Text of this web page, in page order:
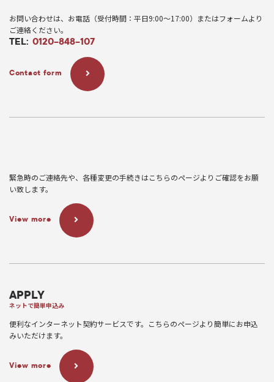
お問い合わせは、お電話（受付時間：平日9:00〜17:00）またはフォームより
ご連絡ください。
TEL: 0120-848-107
Contact form
緊急時のご連絡先や、各種変更の手続きはこちらのページよりご確認をお願
い致します。
View more
APPLY
ネットで簡単申込み
便利なインターネット契約サービスです。こちらのページより簡単にお申込
みいただけます。
View more